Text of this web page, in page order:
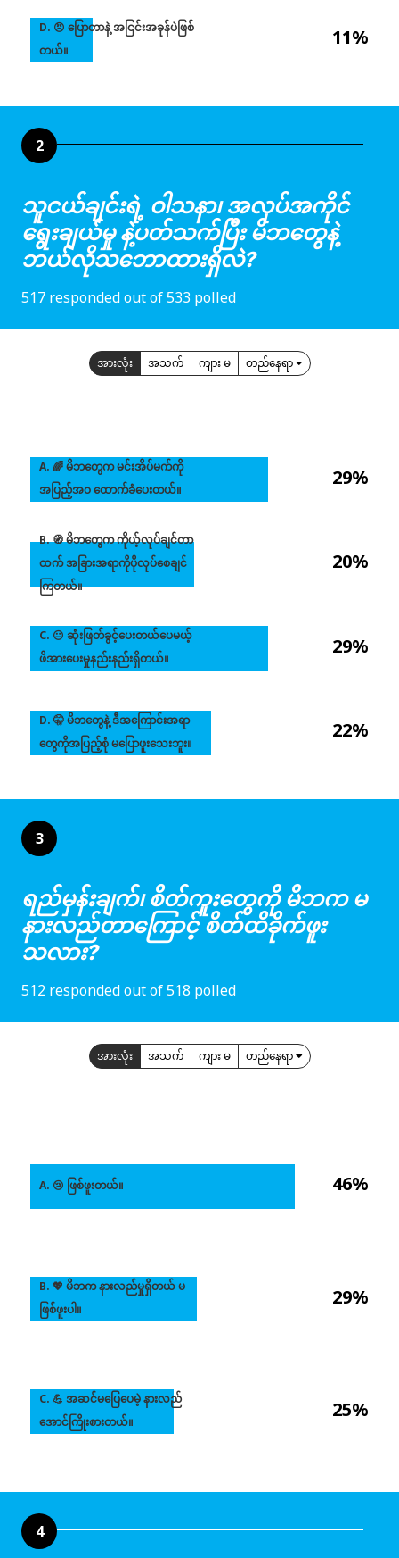
11%
D. 😠 ပြောတာနဲ့ အငြင်းအခုန်ပဲဖြစ်
တယ်။
2
သူငယ်ချင်းရဲ့ ဝါသနာ၊ အလုပ်အကိုင်
ရွေးချယ်မှု နဲ့ပတ်သက်ပြီး မိဘတွေနဲ့
ဘယ်လိုသဘောထားရှိလဲ?
517 responded out of 533 polled
အားလုံး အသက် ကျား မ တည်နေရာ
29%
20%
29%
22%
A. 🌈 မိဘတွေက မင်းအိပ်မက်ကို
အပြည့်အဝ ထောက်ခံပေးတယ်။
B. 🧭 မိဘတွေက ကိုယ့်လုပ်ချင်တာ
ထက် အခြားအရာကိုပိုလုပ်စေချင်
ကြတယ်။
C. 😐 ဆုံးဖြတ်ခွင့်ပေးတယ်ပေမယ့်
ဖိအားပေးမှုနည်းနည်းရှိတယ်။
D. 🤫 မိဘတွေနဲ့ ဒီအကြောင်းအရာ
တွေကိုအပြည့်စုံ မပြောဖူးသေးဘူး။
3
ရည်မှန်းချက်၊ စိတ်ကူးတွေကို မိဘက မ
နားလည်တာကြောင့် စိတ်ထိခိုက်ဖူး
သလား?
512 responded out of 518 polled
အားလုံး အသက် ကျား မ တည်နေရာ
46%
29%
25%
A. 😢 ဖြစ်ဖူးတယ်။
B. 💖 မိဘက နားလည်မှုရှိတယ် မ
ဖြစ်ဖူးပါ။
C. 💪 အဆင်မပြေပေမဲ့ နားလည်
အောင်ကြိုးစားတယ်။
4